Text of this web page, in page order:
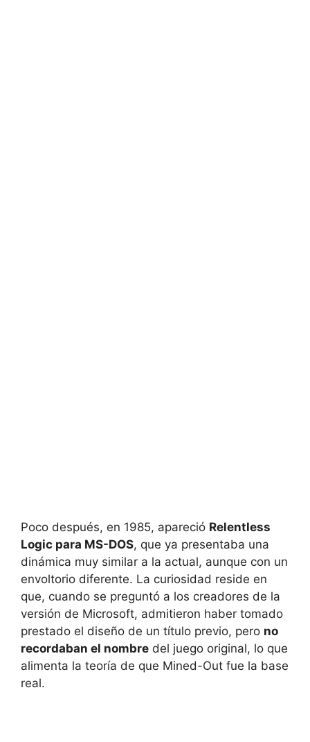
Poco después, en 1985, apareció Relentless
Logic para MS-DOS, que ya presentaba una
dinámica muy similar a la actual, aunque con un
envoltorio diferente. La curiosidad reside en
que, cuando se preguntó a los creadores de la
versión de Microsoft, admitieron haber tomado
prestado el diseño de un título previo, pero no
recordaban el nombre del juego original, lo que
alimenta la teoría de que Mined-Out fue la base
real.